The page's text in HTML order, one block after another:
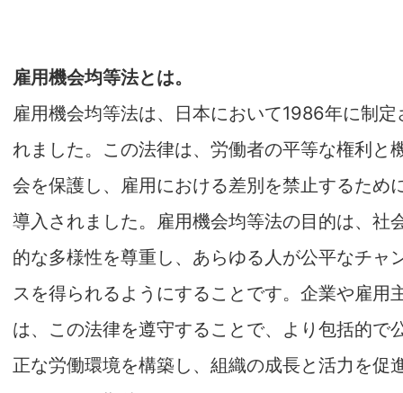
雇用機会均等法とは。
雇用機会均等法は、日本において1986年に制定
れました。この法律は、労働者の平等な権利と
会を保護し、雇用における差別を禁止するため
導入されました。雇用機会均等法の目的は、社
的な多様性を尊重し、あらゆる人が公平なチャ
スを得られるようにすることです。企業や雇用
は、この法律を遵守することで、より包括的で
正な労働環境を構築し、組織の成長と活力を促